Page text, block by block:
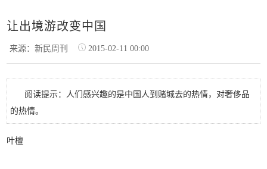
让出境游改变中国
来源：新民周刊 2015-02-11 00:00
阅读提示：人们感兴趣的是中国人到赌城去的热情，对奢侈品
的热情。
叶檀